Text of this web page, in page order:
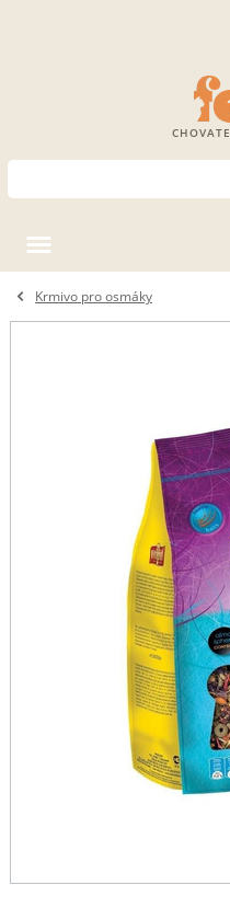
Krmivo pro osmáky